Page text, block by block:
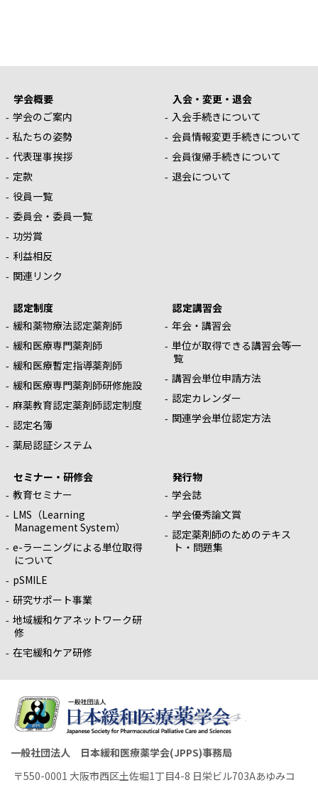
学会概要
学会のご案内
私たちの姿勢
代表理事挨拶
定款
役員一覧
委員会・委員一覧
功労賞
利益相反
関連リンク
入会・変更・退会
入会手続きについて
会員情報変更手続きについて
会員復帰手続きについて
退会について
認定制度
緩和薬物療法認定薬剤師
緩和医療専門薬剤師
緩和医療暫定指導薬剤師
緩和医療専門薬剤師研修施設
麻薬教育認定薬剤師認定制度
認定名簿
薬局認証システム
認定講習会
年会・講習会
単位が取得できる講習会等一
覧
講習会単位申請方法
認定カレンダー
関連学会単位認定方法
セミナー・研修会
教育セミナー
LMS（Learning
Management System）
e-ラーニングによる単位取得
について
pSMILE
研究サポート事業
地域緩和ケアネットワーク研
修
在宅緩和ケア研修
発行物
学会誌
学会優秀論文賞
認定薬剤師のためのテキス
ト・問題集
一般社団法人 日本緩和医療薬学会(JPPS)事務局
〒550-0001 大阪市西区土佐堀1丁目4-8 日栄ビル703Aあゆみコ